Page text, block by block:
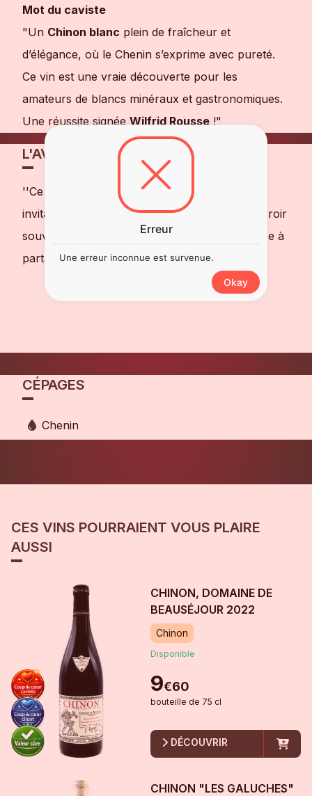
Mot du caviste
"Un Chinon blanc plein de fraîcheur et
d’élégance, où le Chenin s’exprime avec pureté.
Ce vin est une vraie découverte pour les
amateurs de blancs minéraux et gastronomiques.
Une réussite signée Wilfrid Rousse !"
L'AVIS DE NOTRE SOMMELIER
''Ce Chenin blanc élégant et minéral est une
invitation à découvrir un autre visage de ce terroir
souvent associé aux rouges. Une belle surprise à
partager !"
CÉPAGES
Chenin
CES VINS POURRAIENT VOUS PLAIRE
AUSSI
CHINON, DOMAINE DE
BEAUSÉJOUR 2022
Chinon
Disponible
9€60
bouteille de 75 cl
DÉCOUVRIR
CHINON "LES GALUCHES"
Erreur
Une erreur inconnue est survenue.
Okay